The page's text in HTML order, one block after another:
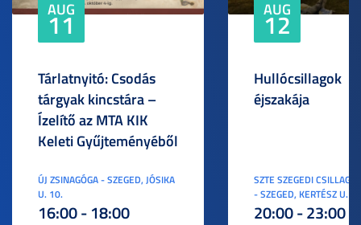
AUG
11
Tárlatnyitó: Csodás
tárgyak kincstára –
Ízelítő az MTA KIK
Keleti Gyűjteményéből
ÚJ ZSINAGÓGA - SZEGED, JÓSIKA
U. 10.
16:00 - 18:00
AUG
12
Hullócsillagok
éjszakája
SZTE SZEGEDI
- SZEGED, KERTÉSZ U. 3.
20:00 - 23:00